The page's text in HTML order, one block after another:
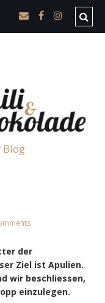
Blog
der
Ziel ist Apulien.
wir beschliessen,
einzulegen.